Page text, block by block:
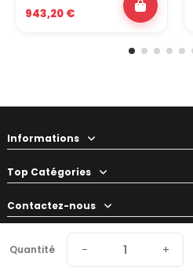
Quantité − +
943,20 €
Informations
Top Catégories
Contactez-nous
Votre préparateur